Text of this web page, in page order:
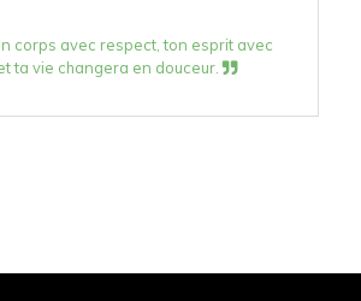
corps avec respect, ton esprit avec
ta vie changera en douceur.